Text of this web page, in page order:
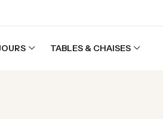
TABLES & CHAISES